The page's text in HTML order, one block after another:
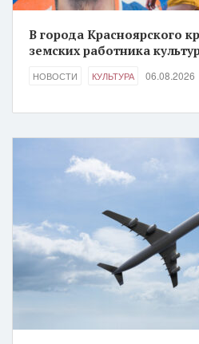
В города Красноярского
земских работника
НОВОСТИ КУЛЬТУРА 06.08.2026